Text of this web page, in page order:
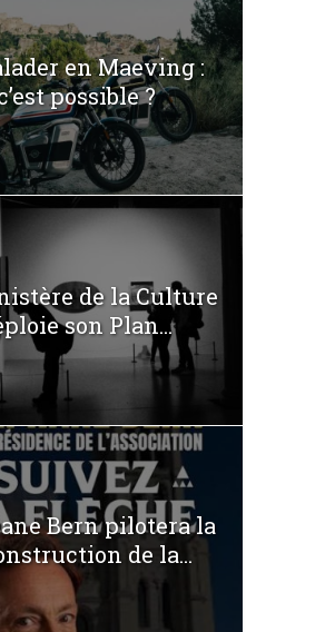
en Maeving :
possible ?
de la Culture
son Plan...
Bern pilotera la
de la...